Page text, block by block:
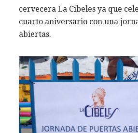
cervecera La Cibeles ya que
cuarto aniversario con una
abiertas.